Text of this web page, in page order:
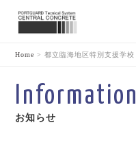
Home >都立臨海地区特別支援学校
Information
お知らせ